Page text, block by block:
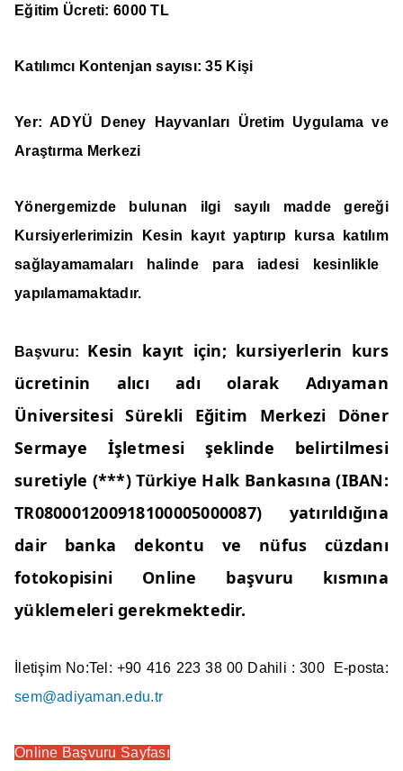
Eğitim Ücreti: 6000 TL
Katılımcı Kontenjan sayısı:35 Kişi
Yer: ADYÜ Deney Hayvanları Üretim Uygulama ve
Araştırma Merkezi
Yönergemizde bulunan ilgi sayılı madde gereği
Kursiyerlerimizin Kesin kayıt yaptırıp kursa katılım
sağlayamamaları halinde para iadesi kesinlikle
yapılamamaktadır.
Başvuru: Kesin kayıt için; kursiyerlerin kurs
ücretinin alıcı adı olarak Adıyaman
Üniversitesi Sürekli Eğitim Merkezi Döner
Sermaye İşletmesi şeklinde belirtilmesi
suretiyle (***) Türkiye Halk Bankasına (IBAN:
TR080001200918100005000087) yatırıldığına
dair banka dekontu ve nüfus cüzdanı
fotokopisini Online başvuru kısmına
yüklemeleri gerekmektedir.
İletişim No:Tel: +90 416 223 38 00 Dahili : 300 E-posta:
sem@adiyaman.edu.tr
Online Başvuru Sayfası